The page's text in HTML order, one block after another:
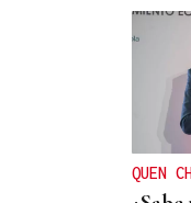
QUEN